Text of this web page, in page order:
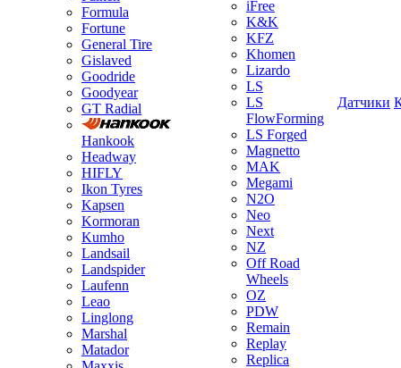
Formula
Fortune
General Tire
Gislaved
Goodride
Goodyear
GT Radial
Hankook
Headway
HIFLY
Ikon Tyres
Kapsen
Kormoran
Kumho
Landsail
Landspider
Laufenn
Leao
Linglong
Marshal
Matador
iFree
K&K
KFZ
Khomen
Lizardo
LS
LS
FlowForming
LS Forged
Magnetto
MAK
Megami
N2O
Neo
Next
NZ
Off Road
Wheels
OZ
PDW
Remain
Replay
Replica
Датчики